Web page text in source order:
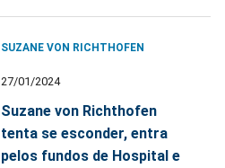
SUZANE VON RICHTHOFEN
27/01/2024
Suzane von Richthofen
tenta se esconder, entra
pelos fundos de Hospital e